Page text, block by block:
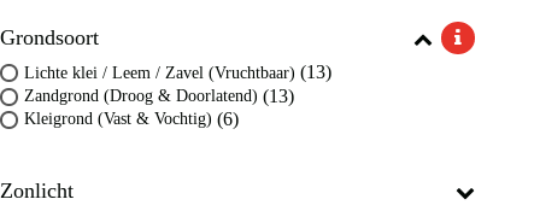
Grondsoort
Lichte klei / Leem / Zavel (Vruchtbaar) (13)
Zandgrond (Droog & Doorlatend) (13)
Kleigrond (Vast & Vochtig) (6)
Zonlicht